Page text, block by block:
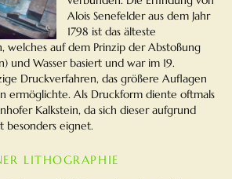
Alois Senefelder aus dem Jahr
1798 ist das älteste
welches auf dem Prinzip der Abstoßung
und Wasser basiert und war im 19.
Druckverfahren, das größere Auflagen
ermöglichte. Als Druckform diente oftmals
Kalkstein, da sich dieser aufgrund
besonders eignet.
LITHOGRAPHIE